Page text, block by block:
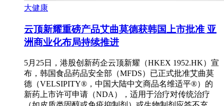
大健康
云顶新耀重磅产品艾曲莫德获韩国上市批准 亚
洲商业化布局持续推进
5月25日，港股创新药企云顶新耀（HKEX 1952.HK）宣
布，韩国食品药品安全部（MFDS）已正式批准艾曲莫
德（VELSIPITY®，中国大陆中文商品名维适平®）的
新药上市许可申请（NDA），适用于治疗对传统治疗